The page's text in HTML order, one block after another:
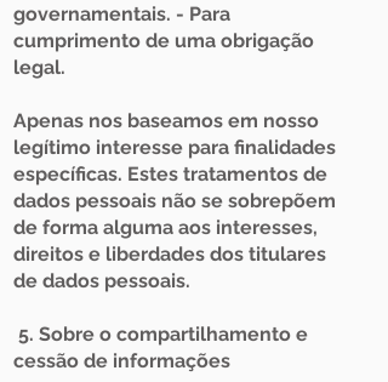
governamentais. - Para
cumprimento de uma obrigação
legal.
Apenas nos baseamos em nosso
legítimo interesse para finalidades
específicas. Estes tratamentos de
dados pessoais não se sobrepõem
de forma alguma aos interesses,
direitos e liberdades dos titulares
de dados pessoais.
5. Sobre o compartilhamento e
cessão de informações